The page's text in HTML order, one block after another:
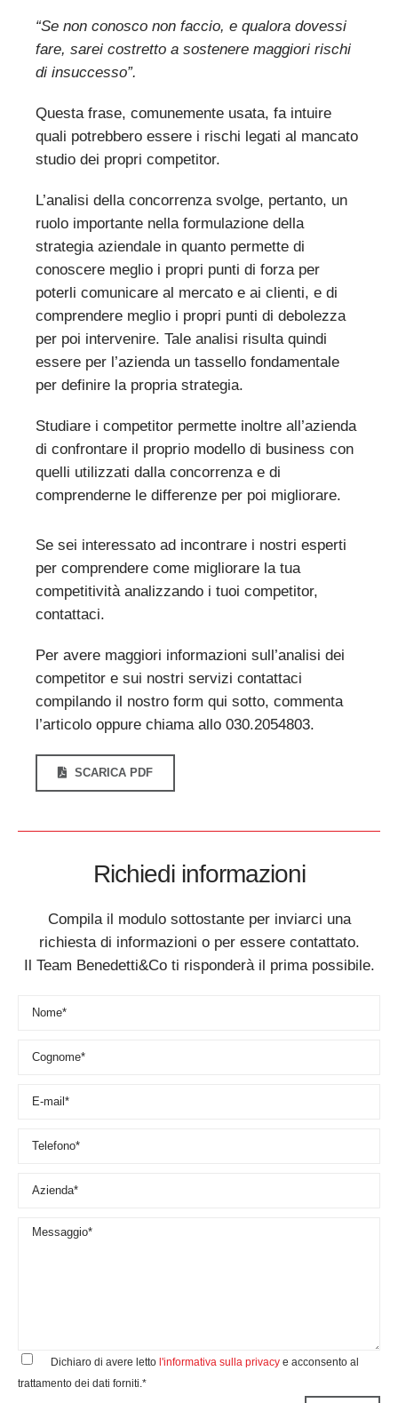
“Se non conosco non faccio, e qualora dovessi
fare, sarei costretto a sostenere maggiori rischi
di insuccesso”.
Questa frase, comunemente usata, fa intuire
quali potrebbero essere i rischi legati al mancato
studio dei propri competitor.
L’analisi della concorrenza svolge, pertanto, un
ruolo importante nella formulazione della
strategia aziendale in quanto permette di
conoscere meglio i propri punti di forza per
poterli comunicare al mercato e ai clienti, e di
comprendere meglio i propri punti di debolezza
per poi intervenire. Tale analisi risulta quindi
essere per l’azienda un tassello fondamentale
per definire la propria strategia.
Studiare i competitor permette inoltre all’azienda
di confrontare il proprio modello di business con
quelli utilizzati dalla concorrenza e di
comprenderne le differenze per poi migliorare.
Se sei interessato ad incontrare i nostri esperti
per comprendere come migliorare la tua
competitività analizzando i tuoi competitor,
contattaci.
Per avere maggiori informazioni sull’analisi dei
competitor e sui nostri servizi contattaci
compilando il nostro form qui sotto, commenta
l’articolo oppure chiama allo 030.2054803.
SCARICA PDF
Richiedi informazioni
Compila il modulo sottostante per inviarci una
richiesta di informazioni o per essere contattato.
Il Team Benedetti&Co ti risponderà il prima possibile.
Dichiaro di avere letto l'informativa sulla privacye acconsento al
trattamento dei dati forniti.*